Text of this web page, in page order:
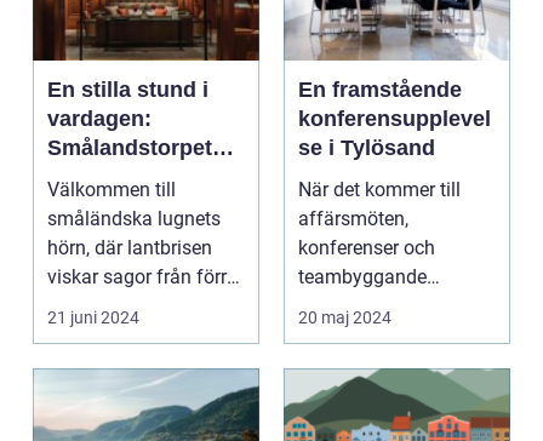
En stilla stund i
vardagen:
Smålandstorpet
Lanthotell
Välkommen till
småländska lugnets
hörn, där lantbrisen
viskar sagor från förr
och nutidens stilla gå...
21 juni 2024
En framstående
konferensupplevel
se i Tylösand
När det kommer till
affärsmöten,
konferenser och
teambyggande
reträtter, är...
20 maj 2024